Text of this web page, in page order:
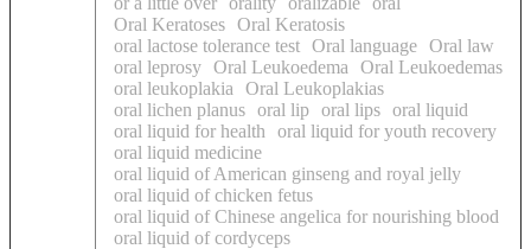
Oral Keratoses Oral Keratosis
oral lactose tolerance test Oral language Oral law
oral leprosy Oral Leukoedema
Oral Leukoedemas
oral leukoplakia
Oral Leukoplakias
oral lichen planus oral lip oral lips oral liquid
oral liquid for health
oral liquid for youth recovery
oral liquid medicine
oral liquid of American ginseng and royal jelly
oral liquid of chicken fetus
oral liquid of Chinese angelica for nourishing blood
oral liquid of cordyceps